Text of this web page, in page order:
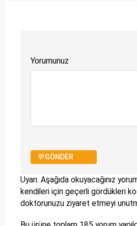
Yorumunuz
💬GÖNDER
Uyarı: Aşağıda okuyacağınız
kendileri için geçerli gördükleri
doktorunuzu ziyaret etmeyi